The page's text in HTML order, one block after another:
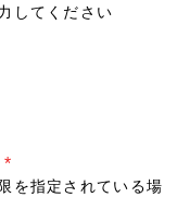
してください
*
を指定されている場